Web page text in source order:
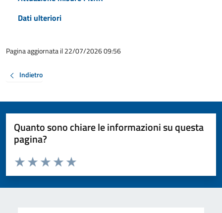
Dati ulteriori
Pagina aggiornata il 22/07/2026 09:56
Indietro
Quanto sono chiare le informazioni su questa
pagina?
Valuta da 1 a 5 stelle la pagina
Valuta 5 stelle su 5
Valuta 4 stelle su 5
Valuta 3 stelle su 5
Valuta 2 stelle su 5
Valuta 1 stelle su 5